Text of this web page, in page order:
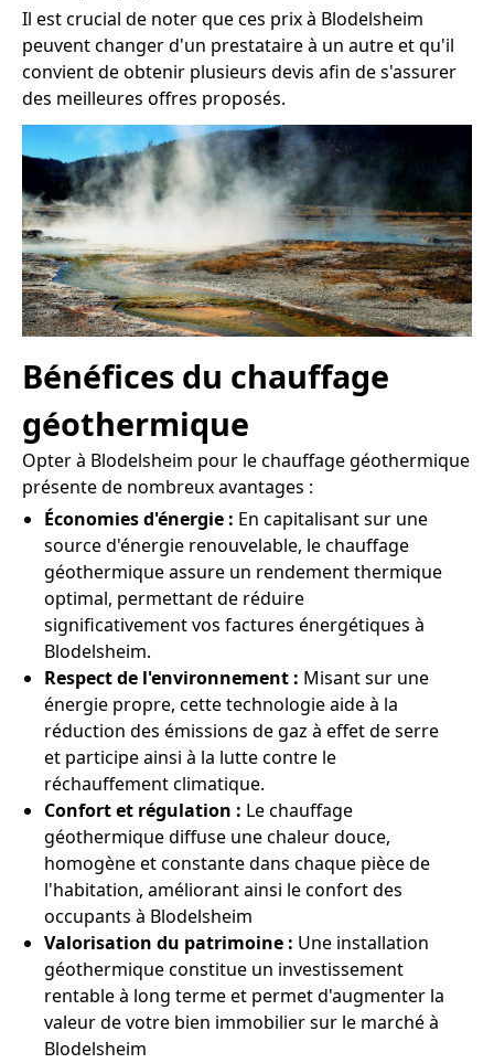
Il est crucial de noter que ces prix à Blodelsheim
peuvent changer d'un prestataire à un autre et qu'il
convient de obtenir plusieurs devis afin de s'assurer
des meilleures offres proposés.
Bénéfices du chauffage
géothermique
Opter à Blodelsheim pour le chauffage géothermique
présente de nombreux avantages :
Économies d'énergie : En capitalisant sur une
source d'énergie renouvelable, le chauffage
géothermique assure un rendement thermique
optimal, permettant de réduire
significativement vos factures énergétiques à
Blodelsheim.
Respect de l'environnement : Misant sur une
énergie propre, cette technologie aide à la
réduction des émissions de gaz à effet de serre
et participe ainsi à la lutte contre le
réchauffement climatique.
Confort et régulation : Le chauffage
géothermique diffuse une chaleur douce,
homogène et constante dans chaque pièce de
l'habitation, améliorant ainsi le confort des
occupants à Blodelsheim
Valorisation du patrimoine : Une installation
géothermique constitue un investissement
rentable à long terme et permet d'augmenter la
valeur de votre bien immobilier sur le marché à
Blodelsheim